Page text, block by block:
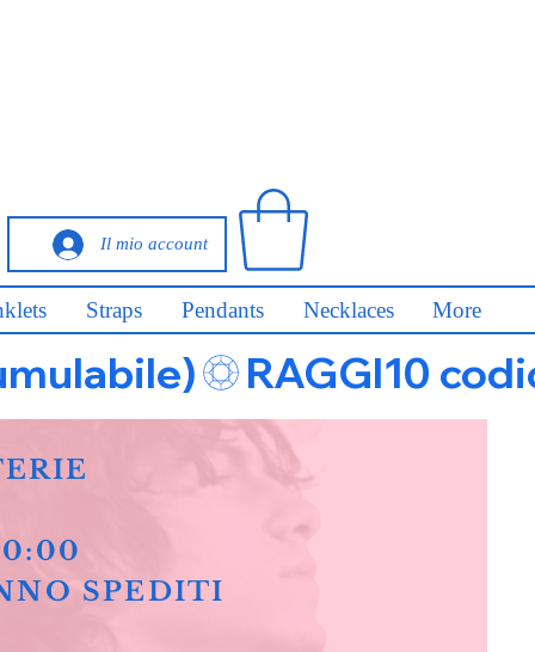
Il mio account
Straps Pendants Necklaces More
SPEDITI